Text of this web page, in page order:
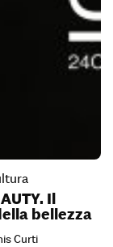
Il
bellezza
Curti